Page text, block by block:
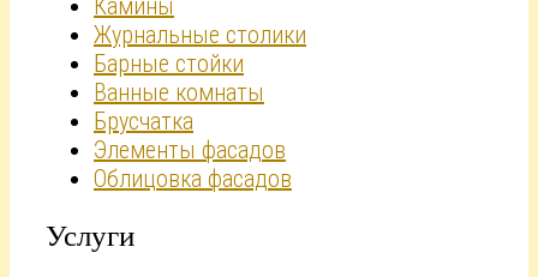
Журнальные столики
Барные стойки
Ванные комнаты
Брусчатка
Элементы фасадов
Облицовка фасадов
Услуги